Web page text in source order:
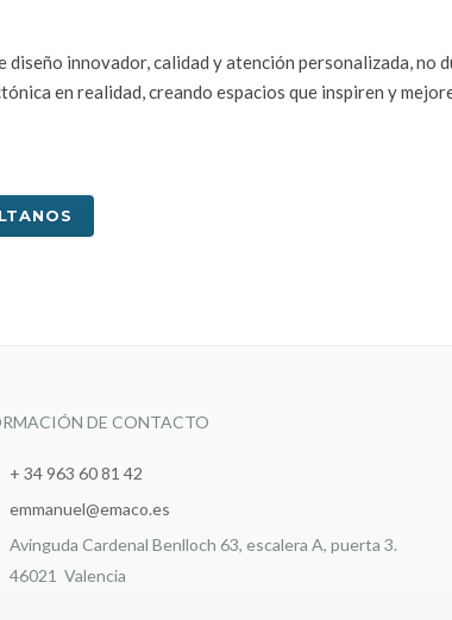
innovador, calidad y atención personalizada, no
en realidad, creando espacios que inspiren y
DE CONTACTO
+ 34 963 60 81 42
emmanuel@emaco.es
Avinguda Cardenal Benlloch 63, escalera A, puerta 3.
46021 Valencia